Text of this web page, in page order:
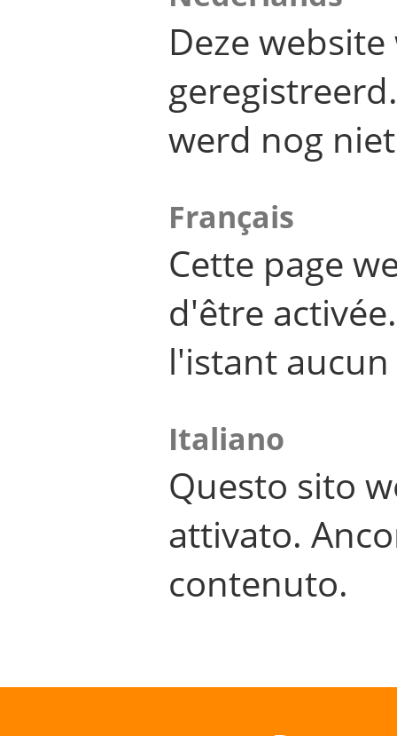
Deze
werd nog
Français
Cette page
d'être
l'istant
Italiano
Questo sito
attivato.
contenuto.